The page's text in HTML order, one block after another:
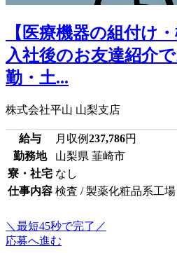
【医療機器の組付け
入社後のお友達紹介
勤・土...
株式会社平山 山梨支店
給与 月収例237,786円
勤務地
山梨県 韮崎市
寮・社宅 なし
仕事内容 検査 / 製薬化粧品系工場
＼最短45秒で完了／
応募へ進む